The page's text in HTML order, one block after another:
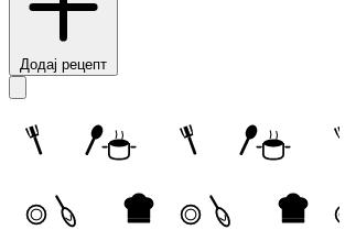
Додај рецепт